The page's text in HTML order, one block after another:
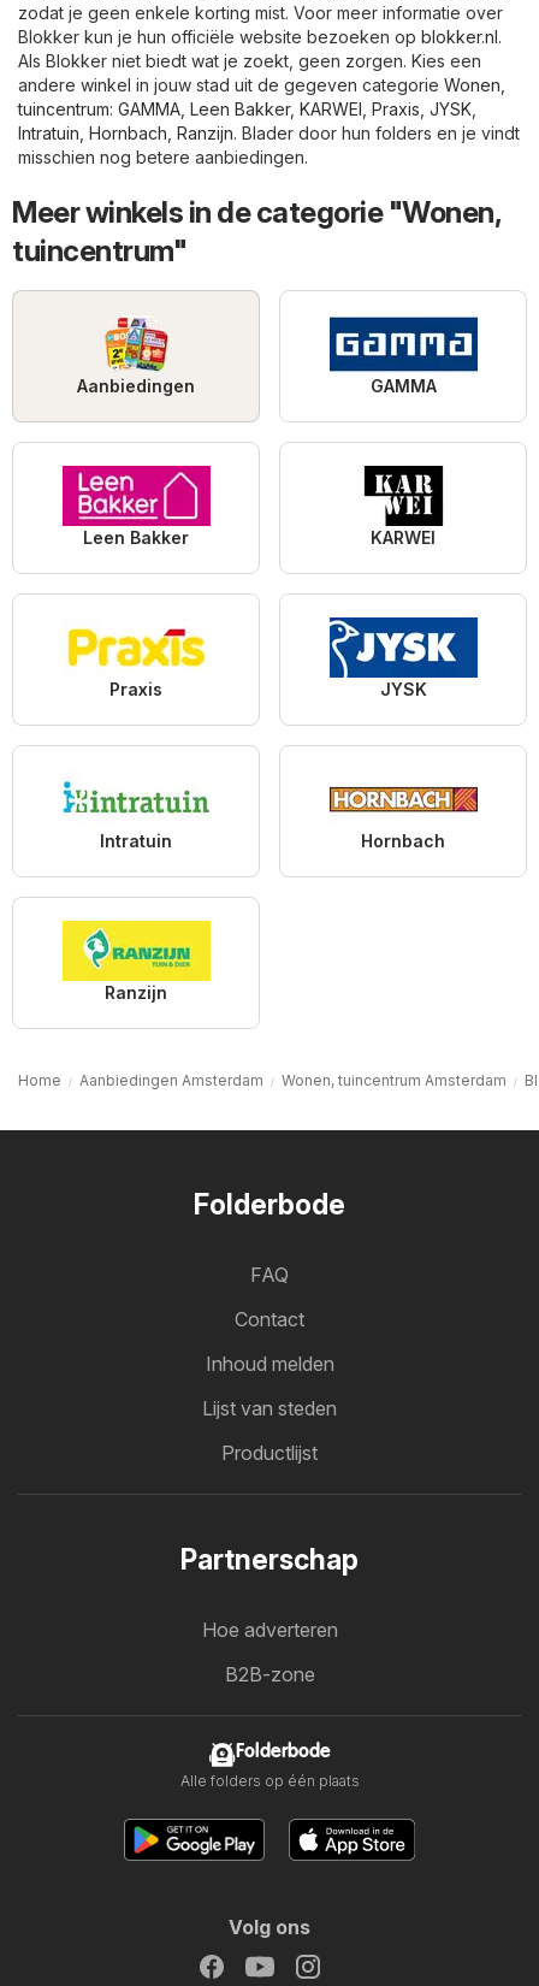
zodat je geen enkele korting mist. Voor meer informatie over
Blokker kun je hun officiële website bezoeken op blokker.nl.
Als Blokker niet biedt wat je zoekt, geen zorgen. Kies een
andere winkel in jouw stad uit de gegeven categorie Wonen,
tuincentrum: GAMMA Leen Bakker, KARWEI Praxis JYSK
Intratuin Hornbach Ranzijn. Blader door hun folders en je vindt
misschien nog betere aanbiedingen.
Meer winkels in de categorie "Wonen,
tuincentrum"
Aanbiedingen GAMMA
Leen Bakker KARWEI
Praxis JYSK
Intratuin Hornbach
Ranzijn
Home Aanbiedingen Amsterdam Wonen, tuincentrum Amsterdam
Folderbode
FAQ
Contact
Inhoud melden
Lijst van steden
Productlijst
Partnerschap
Hoe adverteren
B2B-zone
Folderbode
Alle folders op één plaats
Volg ons